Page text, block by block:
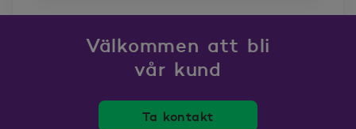
Välkommen att bli
vår kund
Ta kontakt